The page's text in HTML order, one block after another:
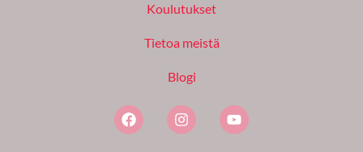
Koulutukset
Tietoa meistä
Blogi
F
a
I
n
Y
o